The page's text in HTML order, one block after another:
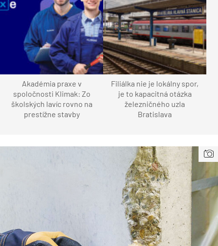
Akadémia praxe v
spoločnosti Klimak: Zo
školských lavíc rovno na
prestížne stavby
Filiálka nie je lokálny spor,
je to kapacitná otázka
železničného uzla
Bratislava